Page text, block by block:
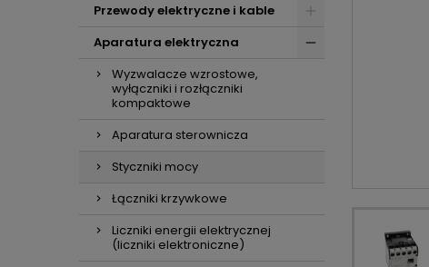
Przewody elektryczne i kable
Aparatura elektryczna
Wyzwalacze wzrostowe,
wyłączniki i rozłączniki
kompaktowe
Aparatura sterownicza
Styczniki mocy
Łączniki krzywkowe
Liczniki energii elektrycznej
(liczniki elektroniczne)